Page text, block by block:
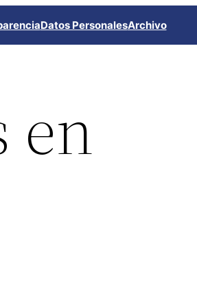
Datos PersonalesArchivo
en